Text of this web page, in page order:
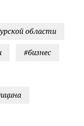
области
#бизнес